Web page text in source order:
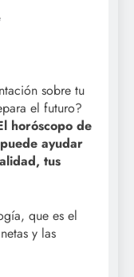
sobre tu
el futuro?
horóscopo de
ayudar
tus
que es el
y las